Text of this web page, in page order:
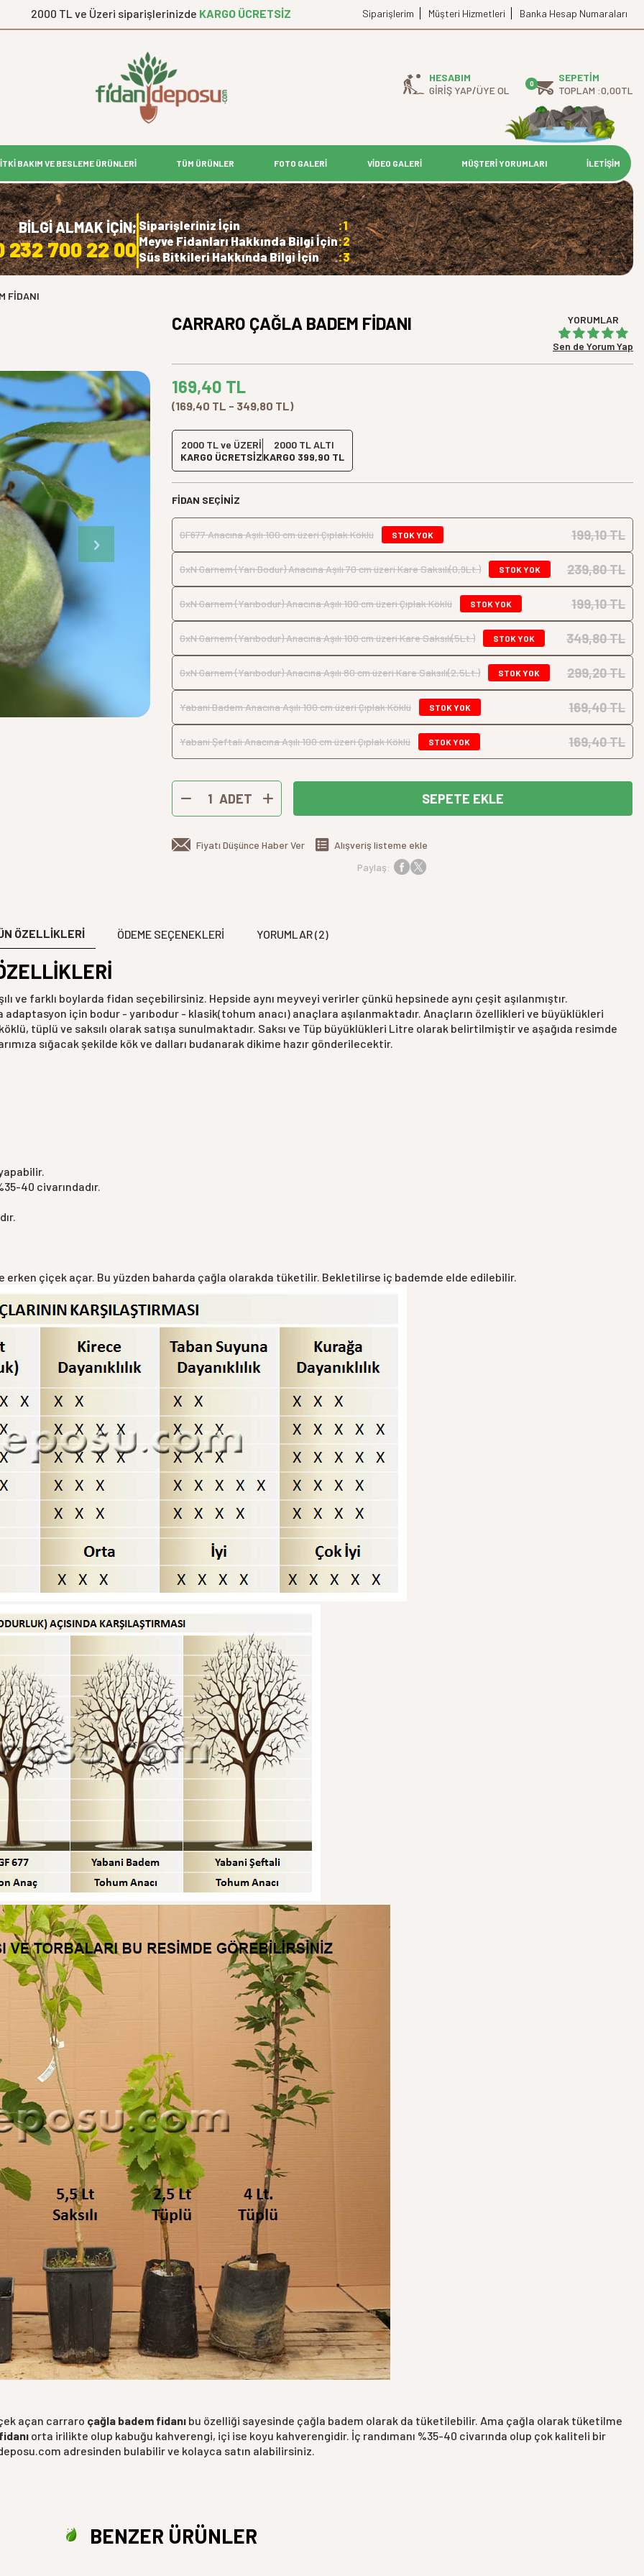
2000 TL ve Üzeri siparişlerinizde KARGO ÜCRETSİZ Siparişlerim Müşteri Hizmetleri Banka Hesap Numaraları
HESABIM
GIRIŞ YAP/ÜYE OL
0
SEPETIM
TOPLAM :0,00TL
BAKIM VE BESLEME ÜRÜNLERİ TÜM ÜRÜNLER FOTO GALERİ VİDEO GALERİ MÜŞTERİ YORUMLARI İLETİŞİM
BİLGİ ALMAK İÇİN;
232 700 22 00
Siparişleriniz İçin
Meyve Fidanları Hakkında Bilgi İçin
Süs Bitkileri Hakkında Bilgi İçin
:1
:2
:3
FİDANI
CARRARO ÇAĞLA BADEM FİDANI YORUMLAR
Sen de Yorum Yap
169,40 TL
(169,40 TL - 349,80 TL)
2000 TL ve ÜZERİ
KARGO ÜCRETSİZ
2000 TL ALTI
KARGO 399,90 TL
FIDAN SEÇINIZ
GF677 Anacına Aşılı 100 cm üzeri Çıplak Köklü STOK YOK 199,10 TL
GxN Garnem (Yarı Bodur) Anacına Aşılı 70 cm üzeri Kare Saksılı(0,9Lt.) STOK YOK 239,80 TL
GxN Garnem (Yarıbodur) Anacına Aşılı 100 cm üzeri Çıplak Köklü STOK YOK 199,10 TL
GxN Garnem (Yarıbodur) Anacına Aşılı 100 cm üzeri Kare Saksılı(5Lt.) STOK YOK 349,80 TL
GxN Garnem (Yarıbodur) Anacına Aşılı 80 cm üzeri Kare Saksılı(2,5Lt.) STOK YOK 299,20 TL
Yabani Badem Anacına Aşılı 100 cm üzeri Çıplak Köklü STOK YOK 169,40 TL
Yabani Şeftali Anacına Aşılı 100 cm üzeri Çıplak Köklü STOK YOK 169,40 TL
ADET SEPETE EKLE
Alışveriş listeme ekle
Fiyatı Düşünce Haber Ver
Paylaş:
ÖZELLİKLERİ ÖDEME SEÇENEKLERI YORUMLAR (2)
ve farklı boylarda fidan seçebilirsiniz. Hepside aynı meyveyi verirler çünkü hepsinede aynı çeşit aşılanmıştır.
adaptasyon için bodur - yarıbodur - klasik(tohum anacı) anaçlara aşılanmaktadır. Anaçların özellikleri ve büyüklükleri
tüplü ve saksılı olarak satışa sunulmaktadır. Saksı ve Tüp büyüklükleri Litre olarak belirtilmiştir ve aşağıda resimde
sığacak şekilde kök ve dalları budanarak dikime hazır gönderilecektir.
40 civarındadır.
erken çiçek açar. Bu yüzden baharda çağla olarakda tüketilir. Bekletilirse iç bademde elde edilebilir.
açan carraro çağla badem fidanı bu özelliği sayesinde çağla badem olarak da tüketilebilir. Ama çağla olarak tüketilme
orta irilikte olup kabuğu kahverengi, içi ise koyu kahverengidir. İç randımanı %35-40 civarında olup çok kaliteli bir
adresinden bulabilir ve kolayca satın alabilirsiniz.
BENZER ÜRÜNLER